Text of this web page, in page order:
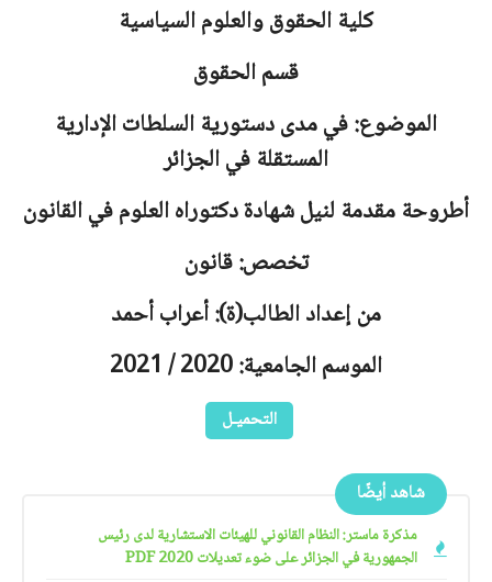
كلية الحقوق والعلوم السياسية
قسم الحقوق
الموضوع: في مدى دستورية السلطات الإدارية
المستقلة في الجزائر
أطروحة مقدمة لنيل شهادة دكتوراه العلوم في القانون
تخصص: قانون
من إعداد الطالب(ة): أعراب أحمد
الموسم الجامعية: 2020 / 2021
التحميـل
شاهد أيضًا
مذكرة ماستر: النظام القانوني للهيئات الاستشارية لدى رئيس
الجمهورية في الجزائر على ضوء تعديلات 2020 PDF